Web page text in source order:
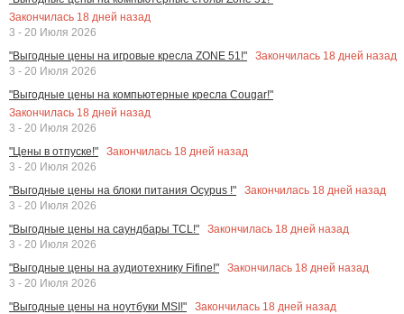
Закончилась 18 дней назад
3 - 20 Июля 2026
"Выгодные цены на игровые кресла ZONE 51!"
Закончилась 18 дней назад
3 - 20 Июля 2026
"Выгодные цены на компьютерные кресла Cougar!"
Закончилась 18 дней назад
3 - 20 Июля 2026
"Цены в отпуске!"
Закончилась 18 дней назад
3 - 20 Июля 2026
"Выгодные цены на блоки питания Ocypus !"
Закончилась 18 дней назад
3 - 20 Июля 2026
"Выгодные цены на саундбары TCL!"
Закончилась 18 дней назад
3 - 20 Июля 2026
"Выгодные цены на аудиотехнику Fifine!"
Закончилась 18 дней назад
3 - 20 Июля 2026
"Выгодные цены на ноутбуки MSI!"
Закончилась 18 дней назад